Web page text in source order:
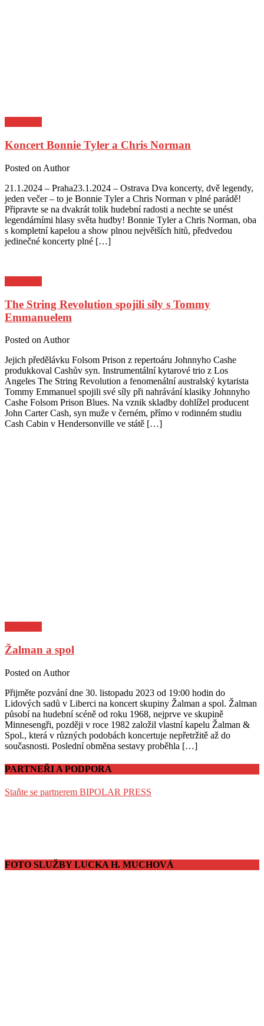
Koncert Bonnie Tyler a Chris Norman
Posted on Author
21.1.2024 – Praha23.1.2024 – Ostrava Dva koncerty, dvě legendy,
jeden večer – to je Bonnie Tyler a Chris Norman v plné parádě!
Připravte se na dvakrát tolik hudební radosti a nechte se unést
legendárními hlasy světa hudby! Bonnie Tyler a Chris Norman, oba
s kompletní kapelou a show plnou největších hitů, předvedou
jedinečné koncerty plné […]
The String Revolution spojili síly s Tommy
Emmanuelem
Posted on Author
Jejich předělávku Folsom Prison z repertoáru Johnnyho Cashe
produkkoval Cashův syn. Instrumentální kytarové trio z Los
Angeles The String Revolution a fenomenální australský kytarista
Tommy Emmanuel spojili své síly při nahrávání klasiky Johnnyho
Cashe Folsom Prison Blues. Na vznik skladby dohlížel producent
John Carter Cash, syn muže v černém, přímo v rodinném studiu
Cash Cabin v Hendersonville ve státě […]
Žalman a spol
Posted on Author
Přijměte pozvání dne 30. listopadu 2023 od 19:00 hodin do
Lidových sadů v Liberci na koncert skupiny Žalman a spol. Žalman
působí na hudební scéně od roku 1968, nejprve ve skupině
Minnesengři, později v roce 1982 založil vlastní kapelu Žalman &
Spol., která v různých podobách koncertuje nepřetržitě až do
současnosti. Poslední obměna sestavy proběhla […]
PARTNEŘI A PODPORA
Staňte se partnerem BIPOLAR PRESS
FOTO SLUŽBY LUCKA H. MUCHOVÁ